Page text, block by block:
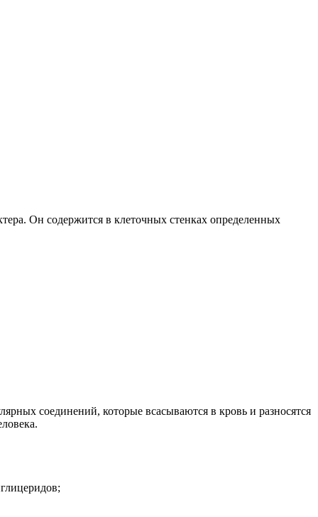
Он содержится в клеточных стенках определенных
соединений, которые всасываются в кровь и разносятся